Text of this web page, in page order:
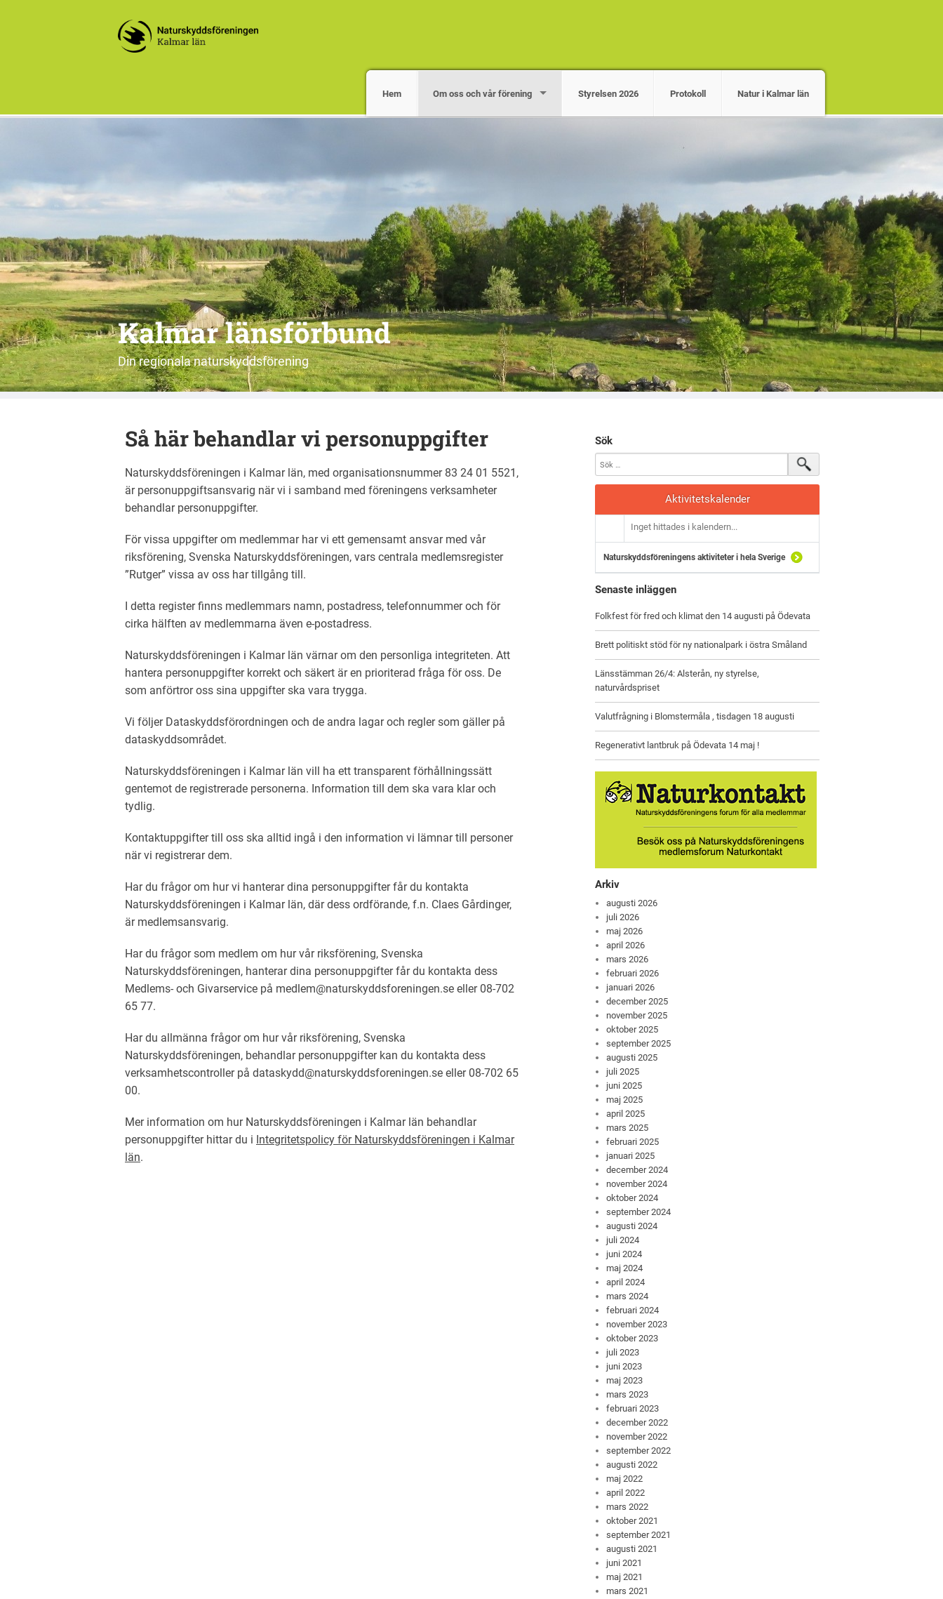
Hem Om oss och vår förening Styrelsen 2026 Protokoll Natur i Kalmar län
Kalmar länsförbund
Din regionala naturskyddsförening
Så här behandlar vi personuppgifter
Naturskyddsföreningen i Kalmar län, med organisationsnummer 83 24 01 5521,
är personuppgiftsansvarig när vi i samband med föreningens verksamheter
behandlar personuppgifter.
För vissa uppgifter om medlemmar har vi ett gemensamt ansvar med vår
riksförening, Svenska Naturskyddsföreningen, vars centrala medlemsregister
”Rutger” vissa av oss har tillgång till.
I detta register finns medlemmars namn, postadress, telefonnummer och för
cirka hälften av medlemmarna även e-postadress.
Naturskyddsföreningen i Kalmar län värnar om den personliga integriteten. Att
hantera personuppgifter korrekt och säkert är en prioriterad fråga för oss. De
som anförtror oss sina uppgifter ska vara trygga.
Vi följer Dataskyddsförordningen och de andra lagar och regler som gäller på
dataskyddsområdet.
Naturskyddsföreningen i Kalmar län vill ha ett transparent förhållningssätt
gentemot de registrerade personerna. Information till dem ska vara klar och
tydlig.
Kontaktuppgifter till oss ska alltid ingå i den information vi lämnar till personer
när vi registrerar dem.
Har du frågor om hur vi hanterar dina personuppgifter får du kontakta
Naturskyddsföreningen i Kalmar län, där dess ordförande, f.n. Claes Gårdinger,
är medlemsansvarig.
Har du frågor som medlem om hur vår riksförening, Svenska
Naturskyddsföreningen, hanterar dina personuppgifter får du kontakta dess
Medlems- och Givarservice på medlem@naturskyddsforeningen.se eller 08-702
65 77.
Har du allmänna frågor om hur vår riksförening, Svenska
Naturskyddsföreningen, behandlar personuppgifter kan du kontakta dess
verksamhetscontroller på dataskydd@naturskyddsforeningen.se eller 08-702 65
00.
Mer information om hur Naturskyddsföreningen i Kalmar län behandlar
personuppgifter hittar du i Integritetspolicy för Naturskyddsföreningen i Kalmar
län.
Sök
Aktivitetskalender
Inget hittades i kalendern...
Naturskyddsföreningens aktiviteter i hela Sverige
Senaste inläggen
Folkfest för fred och klimat den 14 augusti på Ödevata
Brett politiskt stöd för ny nationalpark i östra Småland
Länsstämman 26/4: Alsterån, ny styrelse,
naturvårdspriset
Valutfrågning i Blomstermåla , tisdagen 18 augusti
Regenerativt lantbruk på Ödevata 14 maj !
Arkiv
augusti 2026
juli 2026
maj 2026
april 2026
mars 2026
februari 2026
januari 2026
december 2025
november 2025
oktober 2025
september 2025
augusti 2025
juli 2025
juni 2025
maj 2025
april 2025
mars 2025
februari 2025
januari 2025
december 2024
november 2024
oktober 2024
september 2024
augusti 2024
juli 2024
juni 2024
maj 2024
april 2024
mars 2024
februari 2024
november 2023
oktober 2023
juli 2023
juni 2023
maj 2023
mars 2023
februari 2023
december 2022
november 2022
september 2022
augusti 2022
maj 2022
april 2022
mars 2022
oktober 2021
september 2021
augusti 2021
juni 2021
maj 2021
mars 2021